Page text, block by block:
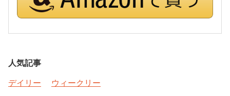
人気記事
デイリー
ウィークリー